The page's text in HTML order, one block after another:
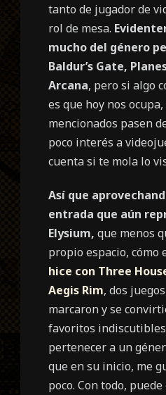
tanto de jugador de
rol de mesa.
mucho del género
Baldur’s Gate,
Arcana, pero si algo
es que hoy nos
mencionados pasen
poco interés a
cuenta si te mola lo
Así que
entrada que aún
Elysium, que menos
propio espacio, cómo
hice con Three
Aegis Rim, dos
marcaron y se
favoritos
pertenecer a un
que en su inicio, me
poco. Con todo,